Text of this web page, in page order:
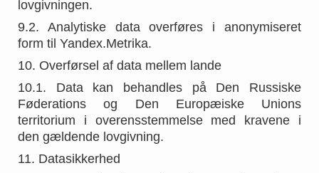
lovgivningen.
9.2. Analytiske data overføres i anonymiseret
form til Yandex.Metrika.
10. Overførsel af data mellem lande
10.1. Data kan behandles på Den Russiske
Føderations og Den Europæiske Unions
territorium i overensstemmelse med kravene i
den gældende lovgivning.
11. Datasikkerhed